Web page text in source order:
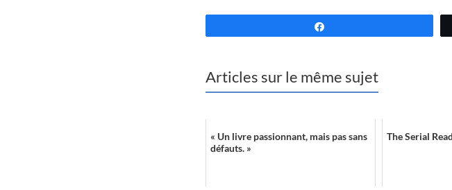
Articles sur le même sujet
« Un livre passionnant, mais pas sans
défauts. »
The Serial